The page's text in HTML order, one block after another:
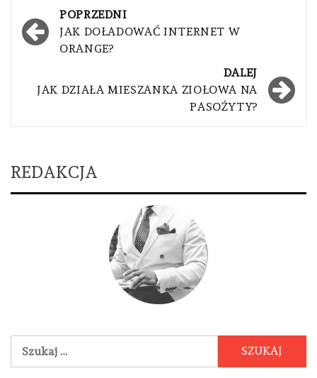
Nawigacja
wpisu
POPRZEDNI
JAK DOŁADOWAĆ INTERNET W
ORANGE?
DALEJ
JAK DZIAŁA MIESZANKA ZIOŁOWA NA
PASOŻYTY?
REDAKCJA
Szukaj: